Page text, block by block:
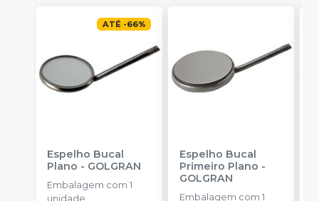
ATÉ -66%
Espelho Bucal
Plano - GOLGRAN
Embalagem com 1
unidade
Espelho Bucal
Primeiro Plano -
GOLGRAN
Embalagem com 1